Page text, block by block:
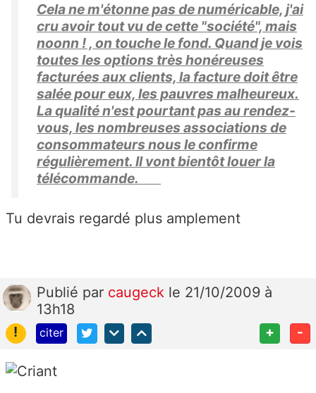
Cela ne m'étonne pas de numéricable, j'ai
cru avoir tout vu de cette "société", mais
noonn ! , on touche le fond. Quand je vois
toutes les options très honéreuses
facturées aux clients, la facture doit être
salée pour eux, les pauvres malheureux.
La qualité n'est pourtant pas au rendez-
vous, les nombreuses associations de
consommateurs nous le confirme
régulièrement. Il vont bientôt louer la
télécommande.
Tu devrais regardé plus amplement
Publié par caugeck le 21/10/2009 à
13h18
!
citer + -